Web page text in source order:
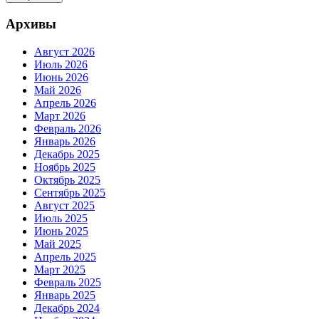
Архивы
Август 2026
Июль 2026
Июнь 2026
Май 2026
Апрель 2026
Март 2026
Февраль 2026
Январь 2026
Декабрь 2025
Ноябрь 2025
Октябрь 2025
Сентябрь 2025
Август 2025
Июль 2025
Июнь 2025
Май 2025
Апрель 2025
Март 2025
Февраль 2025
Январь 2025
Декабрь 2024